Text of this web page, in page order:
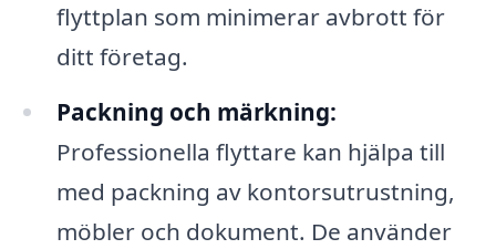
flyttplan som minimerar avbrott för
ditt företag.
Packning och märkning:
Professionella flyttare kan hjälpa till
med packning av kontorsutrustning,
möbler och dokument. De använder